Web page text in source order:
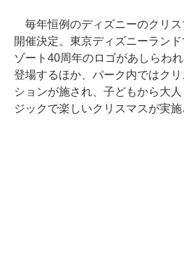
毎年恒例のディズニーのクリス
開催決定。東京ディズニーラン
ゾート40周年のロゴがあしらわ
登場するほか、パーク内ではク
ションが施され、子どもから大
ジックで楽しいクリスマスが実施